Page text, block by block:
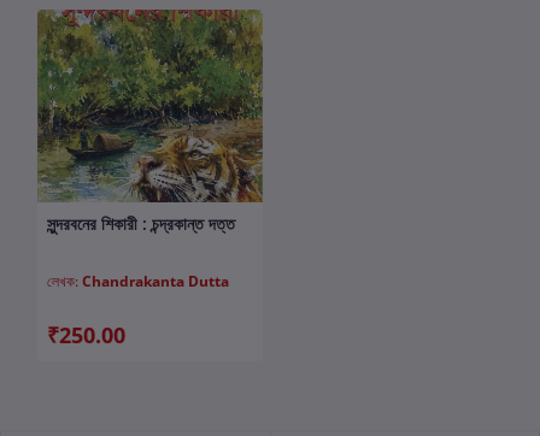
কার্টে যোগ করুন
সুন্দরবনের শিকারী : চন্দ্রকান্ত দত্ত
লেখক: Chandrakanta Dutta
₹250.00